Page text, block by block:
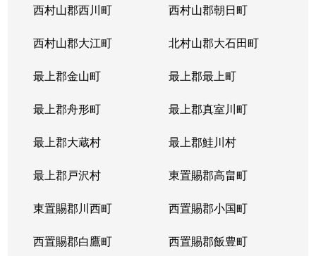
西村山郡西川町 西村山郡朝日町
西村山郡大江町 北村山郡大石田町
最上郡金山町 最上郡最上町
最上郡舟形町 最上郡真室川町
最上郡大蔵村 最上郡鮭川村
最上郡戸沢村 東置賜郡高畠町
東置賜郡川西町 西置賜郡小国町
西置賜郡白鷹町 西置賜郡飯豊町